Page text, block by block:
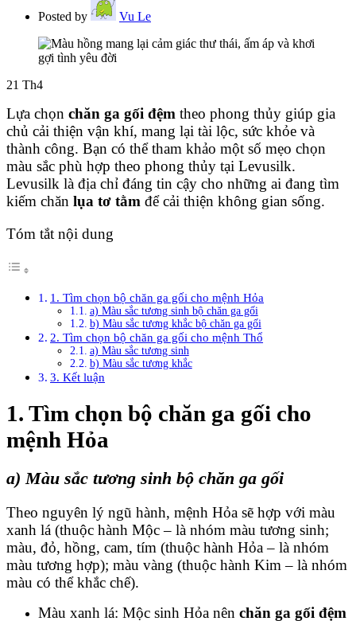
Posted by Vu Le
21 Th4
Lựa chọn chăn ga gối đệm theo phong thủy giúp gia
chủ cải thiện vận khí, mang lại tài lộc, sức khỏe và
thành công. Bạn có thể tham khảo một số mẹo chọn
màu sắc phù hợp theo phong thủy tại Levusilk.
Levusilk là địa chỉ đáng tin cậy cho những ai đang tìm
kiếm chăn lụa tơ tằm để cải thiện không gian sống.
Tóm tắt nội dung
1. Tìm chọn bộ chăn ga gối cho mệnh Hỏa
a) Màu sắc tương sinh bộ chăn ga gối
b) Màu sắc tương khắc bộ chăn ga gối
2. Tìm chọn bộ chăn ga gối cho mệnh Thổ
a) Màu sắc tương sinh
b) Màu sắc tương khắc
3. Kết luận
1. Tìm chọn bộ chăn ga gối cho
mệnh Hỏa
a) Màu sắc tương sinh bộ chăn ga gối
Theo nguyên lý ngũ hành, mệnh Hỏa sẽ hợp với màu
xanh lá (thuộc hành Mộc – là nhóm màu tương sinh;
màu, đỏ, hồng, cam, tím (thuộc hành Hỏa – là nhóm
màu tương hợp); màu vàng (thuộc hành Kim – là nhóm
màu có thể khắc chế).
Màu xanh lá: Mộc sinh Hỏa nên chăn ga gối đệm